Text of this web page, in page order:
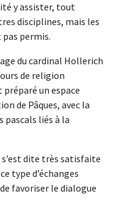
y assister, tout
disciplines, mais les
permis.
du cardinal Hollerich
de religion
un espace
de Pâques, avec la
liés à la
s’est dite très satisfaite
type d’échanges
favoriser le dialogue